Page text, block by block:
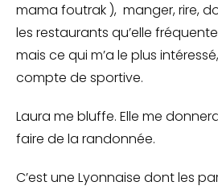
mama foutrak ), manger, rire,
les restaurants qu’elle
mais ce qui m’a le plus
compte de sportive.
Laura me bluffe. Elle me
faire de la randonnée.
C’est une Lyonnaise dont les